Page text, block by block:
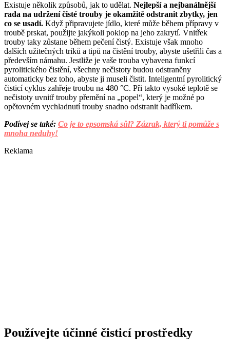
Existuje několik způsobů, jak to udělat. Nejlepší a nejbanálnější
rada na udržení čisté trouby je okamžitě odstranit zbytky, jen
co se usadí. Když připravujete jídlo, které může během přípravy v
troubě prskat, použijte jakýkoli poklop na jeho zakrytí. Vnitřek
trouby taky zůstane během pečení čistý. Existuje však mnoho
dalších užitečných triků a tipů na čistění trouby, abyste ušetřili čas a
především námahu. Jestliže je vaše trouba vybavena funkcí
pyrolitického čistění, všechny nečistoty budou odstraněny
automaticky bez toho, abyste ji museli čistit. Inteligentní pyrolitický
čisticí cyklus zahřeje troubu na 480 °C. Při takto vysoké teplotě se
nečistoty uvnitř trouby přemění na „popel“, který je možné po
opětovném vychladnutí trouby snadno odstranit hadříkem.
Podívej se také: Co je to epsomská sůl? Zázrak, který ti pomůže s
mnoha neduhy!
Reklama
Používejte účinné čisticí prostředky